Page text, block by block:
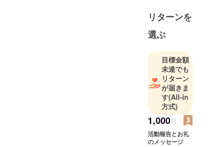
リターンを
選ぶ
目標金額
未達でも
リターン
が届きま
す(All-in
方式)
1,000円
活動報告とお礼
のメッセージ